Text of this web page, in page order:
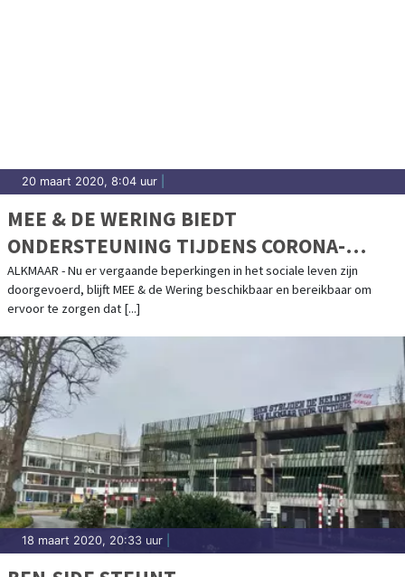
20 maart 2020, 8:04 uur
MEE & DE WERING BIEDT
ONDERSTEUNING TIJDENS CORONA-
CRISIS
ALKMAAR - Nu er vergaande beperkingen in het sociale leven zijn
doorgevoerd, blijft MEE & de Wering beschikbaar en bereikbaar om
ervoor te zorgen dat [...]
18 maart 2020, 20:33 uur